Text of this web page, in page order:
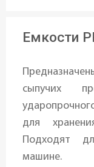
Емкости
сыпучих
для
Подходят
машине.